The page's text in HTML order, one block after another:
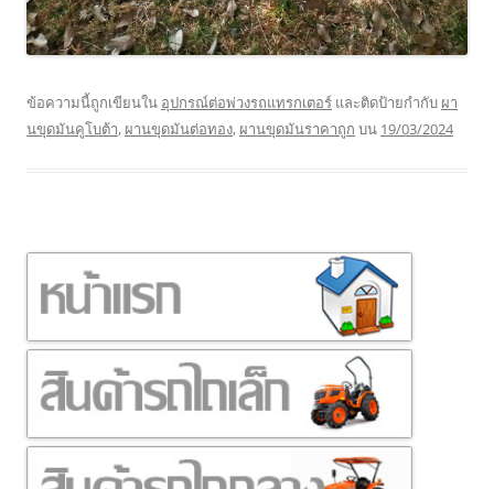
ข้อความนี้ถูกเขียนใน อุปกรณ์ต่อพ่วงรถแทรกเตอร์ และติดป้ายกำกับ ผา
นขุดมันคูโบต้า, ผานขุดมันต่อทอง, ผานขุดมันราคาถูก บน 19/03/2024